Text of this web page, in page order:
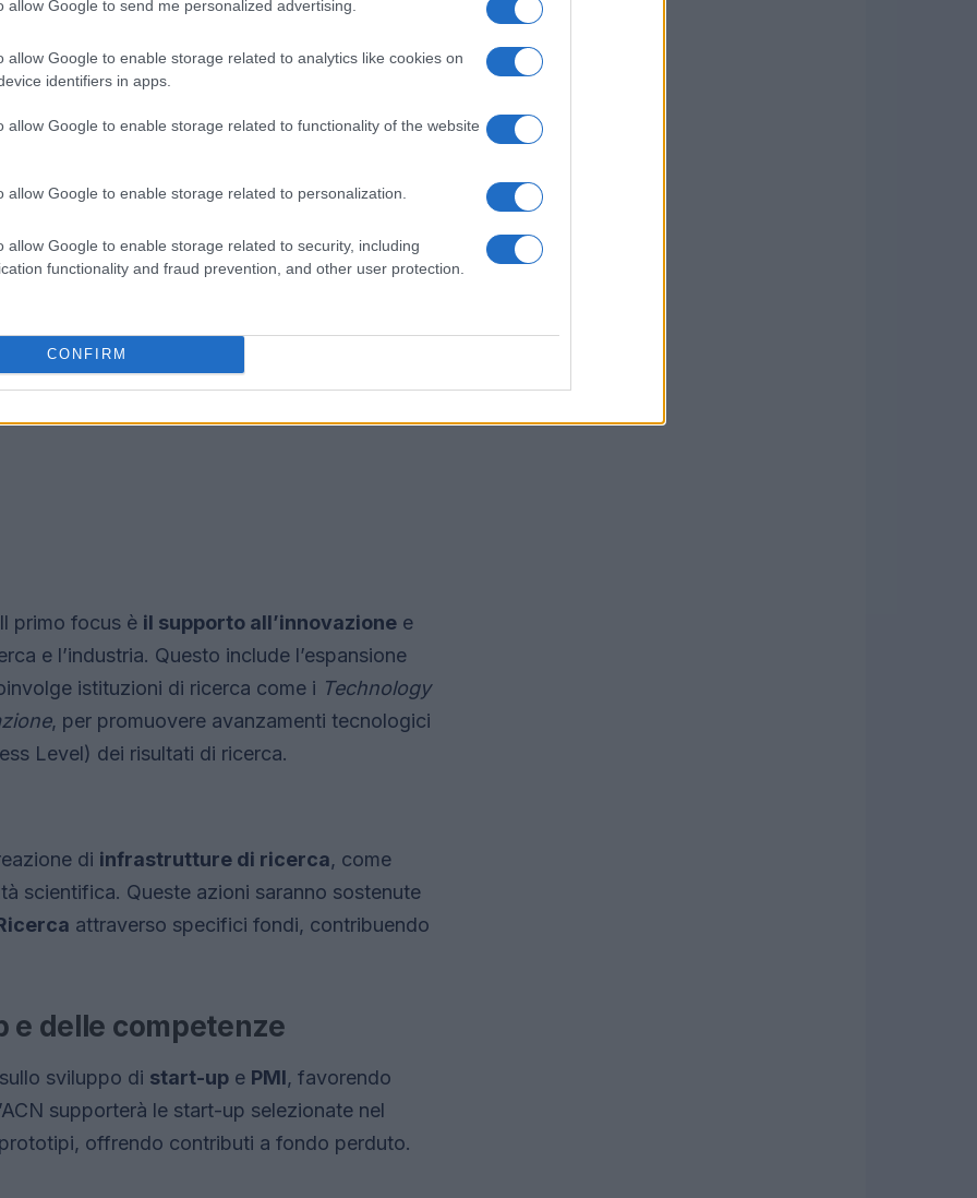
allow Google to send me personalized advertising.
allow Google to enable storage related to analytics like cookies on
identifiers in apps.
allow Google to enable storage related to functionality of the website
allow Google to enable storage related to personalization.
allow Google to enable storage related to security, including
functionality and fraud prevention, and other user protection.
CONFIRM
di cybersicurezza. Questo approccio
la rilevanza delle azioni intraprese.
primo focus è il supporto all’innovazione e
e l’industria. Questo include l’espansione
istituzioni di ricerca come i Technology
, per promuovere avanzamenti tecnologici
Level) dei risultati di ricerca.
di infrastrutture di ricerca, come
scientifica. Queste azioni saranno sostenute
attraverso specifici fondi, contribuendo
e delle competenze
sviluppo di start-up e PMI, favorendo
supporterà le start-up selezionate nel
offrendo contributi a fondo perduto.